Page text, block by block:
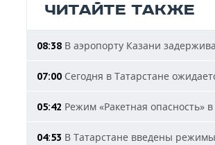
ЧИТАЙТЕ ТАКЖЕ
08:38 В аэропорту Казани
07:00 Сегодня в Татарстане
05:42 Режим «Ракетная опасность»
04:53 В Татарстане введены